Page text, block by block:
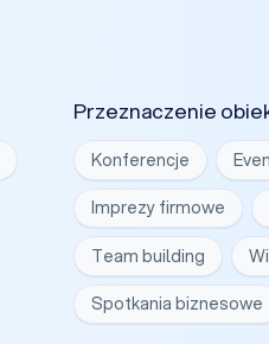
Przeznaczenie
Konferencje
Imprezy firmowe
Team building
Spotkania biznesowe